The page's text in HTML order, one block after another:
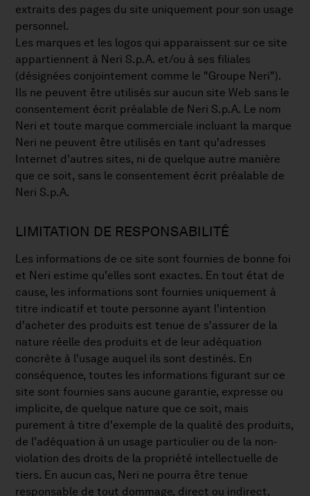
extraits des pages du site uniquement pour son usage
personnel.
Les marques et les logos qui apparaissent sur ce site
appartiennent à Neri S.p.A. et/ou à ses filiales
(désignées conjointement comme le "Groupe Neri").
Ils ne peuvent être utilisés sur aucun site Web sans le
consentement écrit préalable de Neri S.p.A. Le nom
Neri et toute marque commerciale incluant la marque
Neri ne peuvent être utilisés en tant qu'adresses
Internet d'autres sites, ni de quelque autre manière
que ce soit, sans le consentement écrit préalable de
Neri S.p.A.
LIMITATION DE RESPONSABILITÉ
Les informations de ce site sont fournies de bonne foi
et Neri estime qu'elles sont exactes. En tout état de
cause, les informations sont fournies uniquement à
titre indicatif et toute personne ayant l'intention
d'acheter des produits est tenue de s'assurer de la
nature réelle des produits et de leur adéquation
concrète à l'usage auquel ils sont destinés. En
conséquence, toutes les informations figurant sur ce
site sont fournies sans aucune garantie, expresse ou
implicite, de quelque nature que ce soit, mais
purement à titre d'exemple de la qualité des produits,
de l'adéquation à un usage particulier ou de la non-
violation des droits de la propriété intellectuelle de
tiers. En aucun cas, Neri ne pourra être tenue
responsable de tout dommage, direct ou indirect,